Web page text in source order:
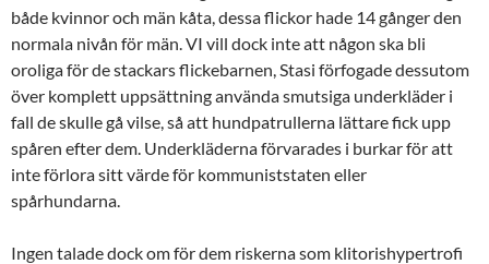
både kvinnor och män kåta, dessa flickor hade 14 gånger den
normala nivån för män. VI vill dock inte att någon ska bli
oroliga för de stackars flickebarnen, Stasi förfogade dessutom
över komplett uppsättning använda smutsiga underkläder i
fall de skulle gå vilse, så att hundpatrullerna lättare fick upp
spåren efter dem. Underkläderna förvarades i burkar för att
inte förlora sitt värde för kommuniststaten eller
spårhundarna.
Ingen talade dock om för dem riskerna som klitorishypertrofi